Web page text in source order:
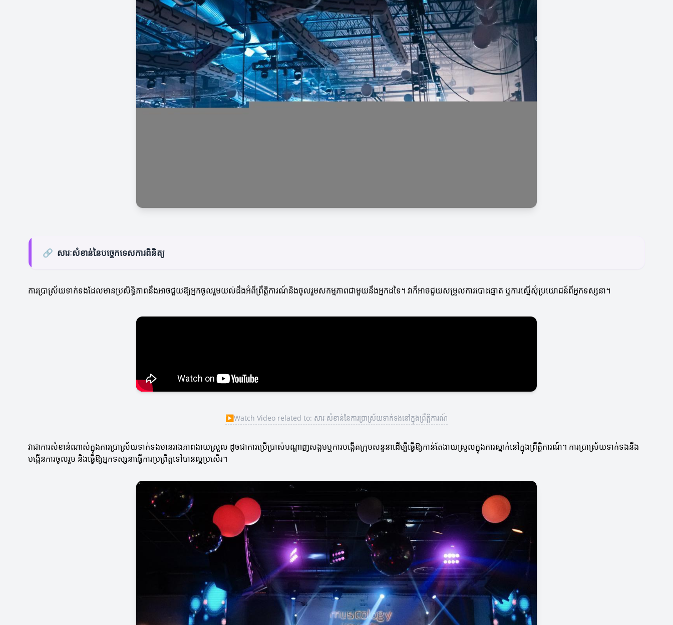
🔗 សារៈសំខាន់នៃបច្ចេកទេសការពិនិត្យ
ការប្រាស្រ័យទាក់ទងដែលមានប្រសិទ្ធិភាពនឹងអាចជួយឱ្យអ្នកចូលរួមយល់ដឹងអំពីព្រឹត្តិការណ៍និងចូលរួមសកម្មភាពជាមួយនឹងអ្នកដទៃ។ វាក៏អាចជួយសម្រួលការបោះឆ្នោត ឬការស្នើសុំប្រយោជន៍ពីអ្នកទស្សនា។
▶Watch Video related to: សារៈសំខាន់នៃការប្រាស្រ័យទាក់ទងនៅក្នុងព្រឹត្តិការណ៍
វាជាការ​សំខាន់​ណាស់ក្នុងការប្រាស្រ័យទាក់ទងមានរាងភាពងាយស្រួល ដូចជាការប្រើប្រាស់បណ្តាញសង្គមឬការបង្កើតក្រុមសន្ទនាដើម្បីធ្វើឱ្យកាន់តែងាយស្រួលក្នុងការស្នាក់នៅក្នុងព្រឹត្តិការណ៍។ ការប្រាស្រ័យទាក់ទងនឹង
បង្កើនការចូលរួម និងធ្វើឱ្យអ្នកទស្សនាធ្វើការប្រព្រឹត្តទៅបានល្អប្រសើរ។